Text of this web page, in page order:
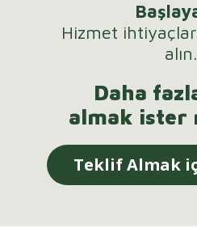
Hizmet
alın.
Daha
almak ister
Teklif Almak